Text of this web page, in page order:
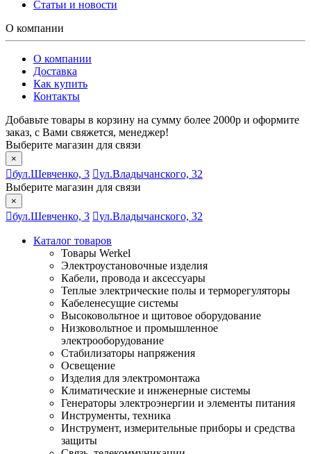
Статьи и новости
О компании
О компании
Доставка
Как купить
Контакты
Добавьте товары в корзину на сумму более 2000р и оформите
заказ, с Вами свяжется, менеджер!
Выберите магазин для связи
×
бул.Шевченко, 3
ул.Владычанского, 32
Выберите магазин для связи
×
бул.Шевченко, 3 ул.Владычанского, 32
Каталог товаров
Товары Werkel
Электроустановочные изделия
Кабели, провода и аксессуары
Теплые электрические полы и терморегуляторы
Кабеленесущие системы
Высоковольтное и щитовое оборудование
Низковольтное и промышленное
электрооборудование
Стабилизаторы напряжения
Освещение
Изделия для электромонтажа
Климатические и инженерные системы
Генераторы электроэнергии и элементы питания
Инструменты, техника
Инструмент, измерительные приборы и средства
защиты